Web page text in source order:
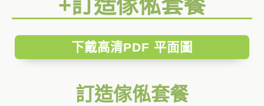
+訂造傢俬套餐
下戴高清PDF 平面圖
訂造傢俬套餐